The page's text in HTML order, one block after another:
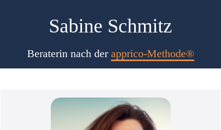
Sabine Schmitz
Beraterin nach der apprico-Methode®